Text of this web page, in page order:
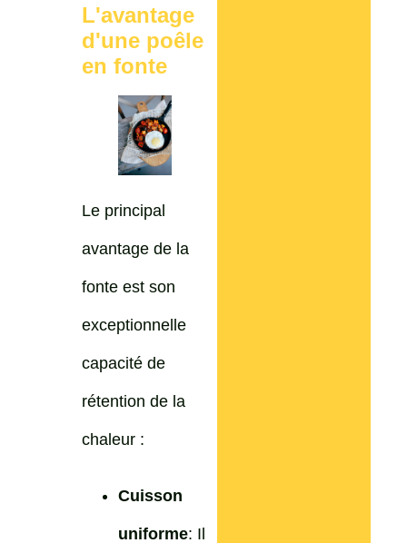
L'avantage
d'une poêle
en fonte
Le principal
avantage de la
fonte est son
exceptionnelle
capacité de
rétention de la
chaleur :
Cuisson
uniforme: Il